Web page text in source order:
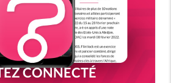
CONNECTÉ